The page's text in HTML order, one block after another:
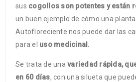
sus cogollos son potentes y están
un buen ejemplo de cómo una
Autofloreciente nos puede dar las
para el uso medicinal.
Se trata de una variedad rápida,
en 60 días, con una silueta que